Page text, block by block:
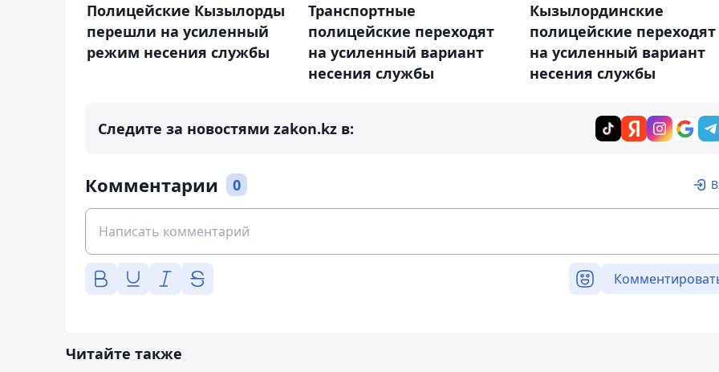
Полицейские Кызылорды
перешли на усиленный
режим несения службы
Транспортные
полицейские переходят
на усиленный вариант
несения службы
Кызылординские
полицейские переходят
на усиленный вариант
несения службы
Следите за новостями zakon.kz в:
Комментарии 0
Читайте также